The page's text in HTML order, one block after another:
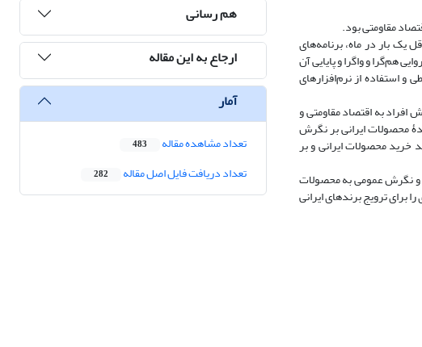
مقاومتی بود.
ـ علّی و از نظر هدف، کاربردی است. جامعۀ آماری پژوهش را افرادی تشکیل می‌دادند که در سال ۱۴۰۳، حداقل یک بار در ماه، برنامه‌های
هم‌گرا و واگرا و پایایی آن
استباطی و استفاده از نرم‌افزارهای
افراد به اقتصاد مقاومتی و
محصولات ایرانی بر نگرش
خرید محصولات ایرانی و بر
و نگرش عمومی به محصولات
برای ترویج برندهای ایرانی
هم رسانی
ارجاع به این مقاله
آمار
تعداد مشاهده مقاله 483
تعداد دریافت فایل اصل مقاله 282